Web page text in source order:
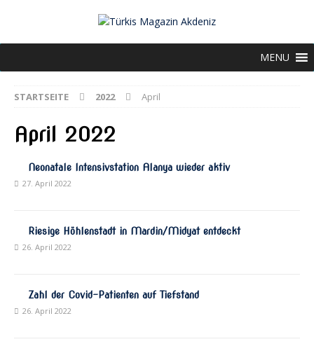
MENU
STARTSEITE 2022 April
April 2022
Neonatale Intensivstation Alanya wieder aktiv
27. April 2022
Riesige Höhlenstadt in Mardin/Midyat entdeckt
26. April 2022
Zahl der Covid-Patienten auf Tiefstand
26. April 2022